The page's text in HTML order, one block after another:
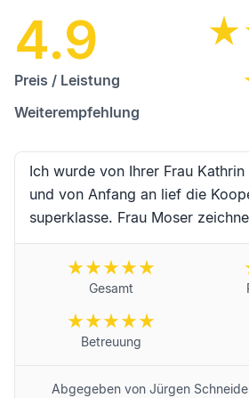
4.9
Preis / Leistung
Weiterempfehlung
Ich wurde von Ihrer Frau
und von Anfang an lief die
superklasse. Frau Moser
der Begleitung durch
erstklassige Zuverlässigkeit,
absoluter Freundlichkeit sowie
Einfühlungsvermögen aus.
Moser und das Team für die
Zeit. Für Frau Moser und das
Gesamt
Betreuung
Abgegeben von Jürgen